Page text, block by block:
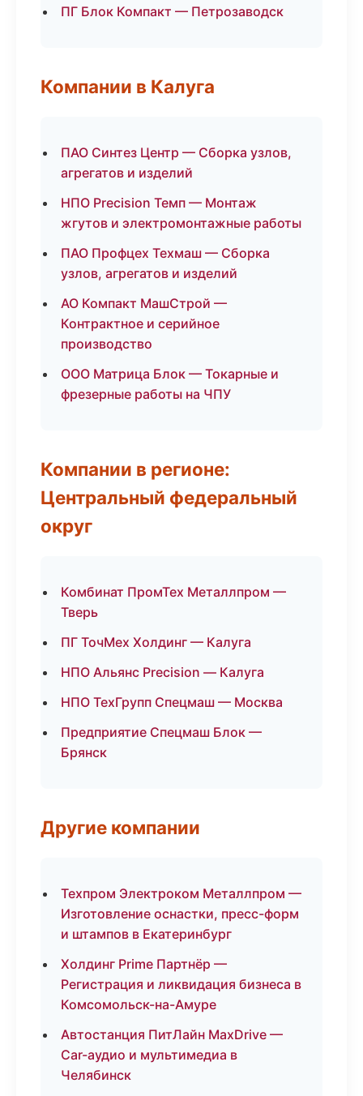
ПГ Блок Компакт — Петрозаводск
Компании в Калуга
ПАО Синтез Центр — Сборка узлов,
агрегатов и изделий
НПО Precision Темп — Монтаж
жгутов и электромонтажные работы
ПАО Профцех Техмаш — Сборка
узлов, агрегатов и изделий
АО Компакт МашСтрой —
Контрактное и серийное
производство
ООО Матрица Блок — Токарные и
фрезерные работы на ЧПУ
Компании в регионе:
Центральный федеральный
округ
Комбинат ПромТех Металлпром —
Тверь
ПГ ТочМех Холдинг — Калуга
НПО Альянс Precision — Калуга
НПО ТехГрупп Спецмаш — Москва
Предприятие Спецмаш Блок —
Брянск
Другие компании
Техпром Электроком Металлпром —
Изготовление оснастки, пресс-форм
и штампов в Екатеринбург
Холдинг Prime Партнёр —
Регистрация и ликвидация бизнеса в
Комсомольск-на-Амуре
Автостанция ПитЛайн MaxDrive —
Car-аудио и мультимедиа в
Челябинск